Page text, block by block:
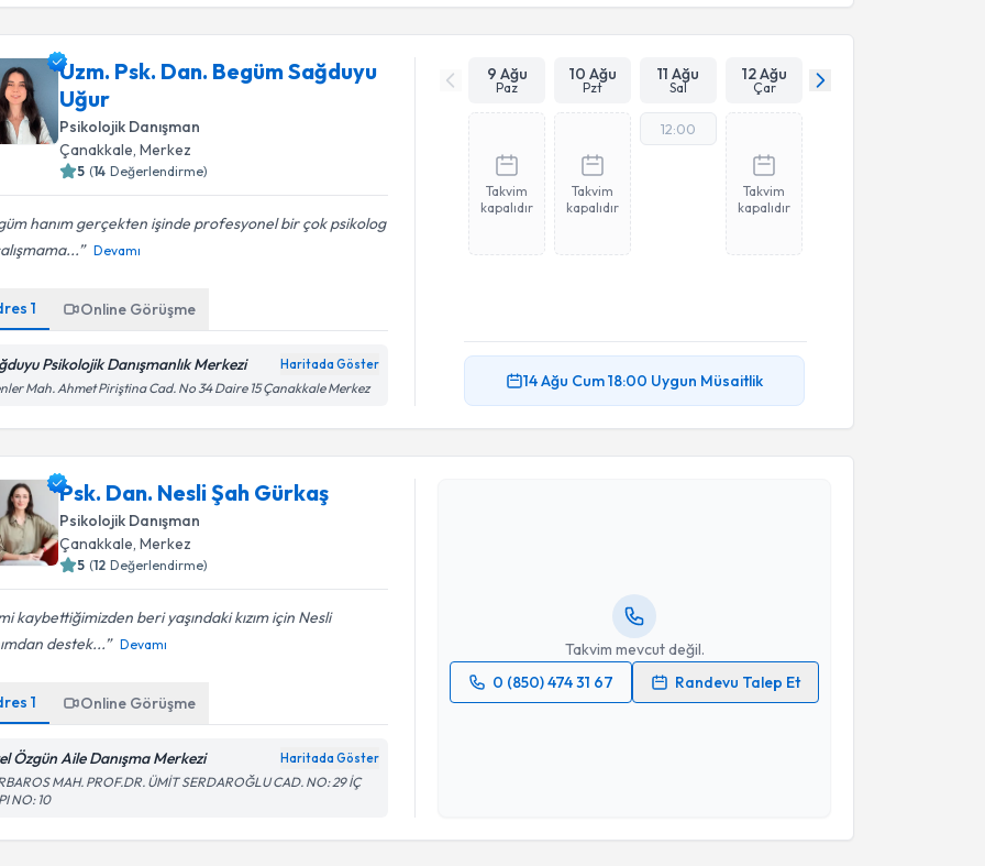
Uzm. Psk. Dan. Begüm Sağduyu
Uğur
Psikolojik Danışman
Çanakkale, Merkez
5 (14 Değerlendirme)
hanım gerçekten işinde profesyonel bir çok psikolog
Devamı
1 Online Görüşme
Psikolojik Danışmanlık Merkezi Haritada Göster
Mah. Ahmet Piriştina Cad. No 34 Daire 15 Çanakkale Merkez
9 Ağu
Paz
10 Ağu
Pzt
11 Ağu
Sal
12 Ağu
Çar
Takvim
kapalıdır
Takvim
kapalıdır
12:00
Takvim
kapalıdır
14 Ağu Cum18:00 Uygun Müsaitlik
Psk. Dan. Nesli Şah Gürkaş
Psikolojik Danışman
Çanakkale, Merkez
5 (12 Değerlendirme)
kaybettiğimizden beri yaşındaki kızım için Nesli
destek...
Devamı
1 Online Görüşme
Özgün Aile Danışma Merkezi Haritada Göster
MAH. PROF.DR. ÜMİT SERDAROĞLU CAD. NO: 29 İÇ
NO: 10
Takvim mevcut değil.
0 (850) 474 31 67
Randevu Talep Et